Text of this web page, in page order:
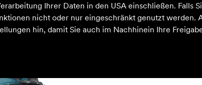
Ihrer Daten in den USA einschließen.
nicht oder nur eingeschränkt genutzt
hin, damit Sie auch im Nachhinein Ihre